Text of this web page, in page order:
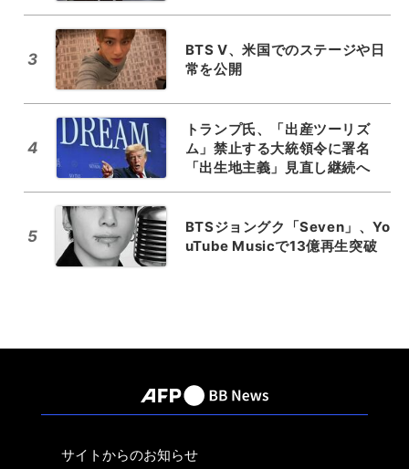
3
BTS V、米国でのステージや日
常を公開
4
トランプ氏、「出産ツーリズ
ム」禁止する大統領令に署名
「出生地主義」見直し継続へ
5
BTSジョングク「Seven」、Yo
uTube Musicで13億再生突破
サイトからのお知らせ